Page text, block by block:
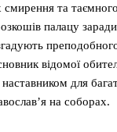
та
палацу
преподобного
відомої
для
на соборах.